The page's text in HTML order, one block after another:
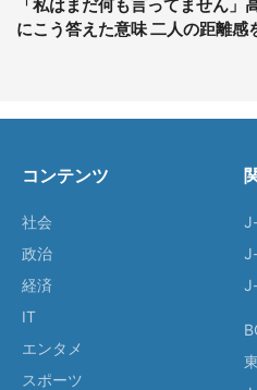
「私はまだ何も言ってません
にこう答えた意味 二人の距離感
コンテンツ
社会
政治
経済
IT
エンタメ
スポーツ